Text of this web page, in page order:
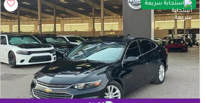
استجابة سريعة